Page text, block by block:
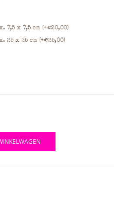
7,5 x 7,5 cm (+€20,00)
25 x 25 cm (+€25,00)